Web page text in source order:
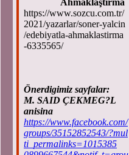
Ahmaklaştırma
https://www.sozcu.com.tr/
2021/yazarlar/soner-yalcin
/edebiyatla-ahmaklastirma
-6335565/
Önerdigimiz sayfalar:
M. SAID ÇEKMEG?L
anisina
https://www.facebook.com/
groups/35152852543/?mul
ti_permalinks=1015385